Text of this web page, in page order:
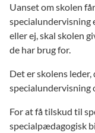
Uanset om skolen
specialundervisning
eller ej, skal skolen
de har brug for.
Det er skolens
specialundervisning
For at få tilskud til
specialpædagogisk